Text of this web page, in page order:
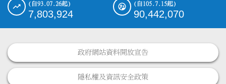
(自93.07.26起)
7,803,924
(自105.7.15起)
90,442,070
政府網站資料開放宣告
隱私權及資訊安全政策